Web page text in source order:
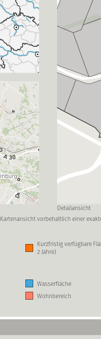
Detailansicht
Kartenansicht vorbehaltlich einer
Kurzfristig verfügbare
2 Jahre)
Wasserfläche
Wohnbereich